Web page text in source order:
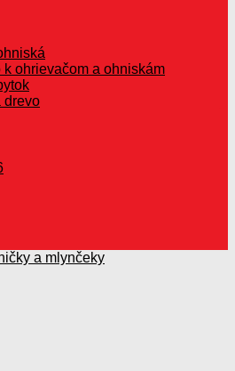
k ohrievačom a ohniskám
drevo
a mlynčeky